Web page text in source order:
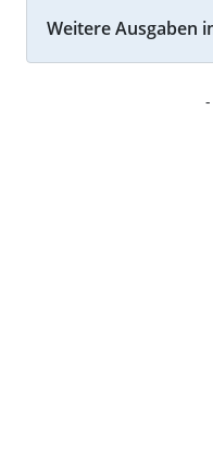
Weitere Ausgaben